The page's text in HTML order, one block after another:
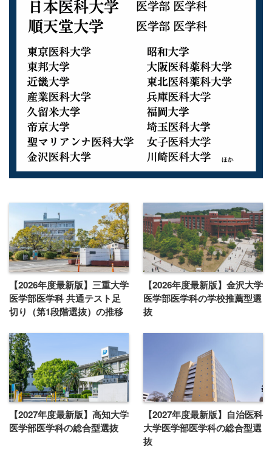
【2026年度最新版】三重大学
医学部医学科 共通テスト足
切り（第1段階選抜）の推移
【2026年度最新版】金沢大学
医学部医学科の学校推薦型選
抜
【2027年度最新版】高知大学
医学部医学科の総合型選抜
【2027年度最新版】自治医科
大学医学部医学科の総合型選
抜